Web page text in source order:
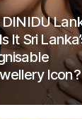
It Sri
Icon?